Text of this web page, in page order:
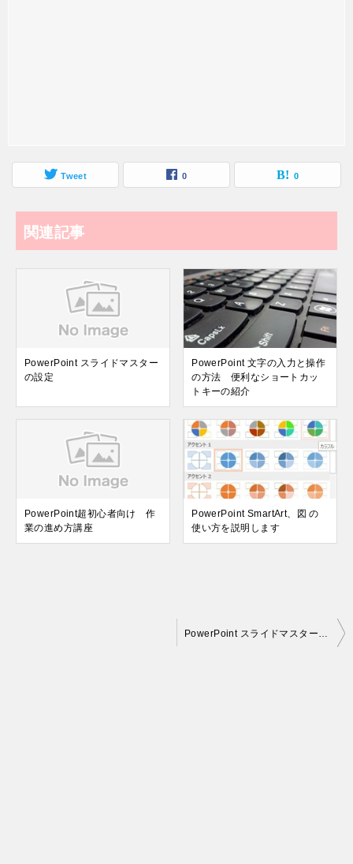
Tweet 0 0
関連記事
PowerPoint スライドマスター
の設定
PowerPoint 文字の入力と操作
の方法 便利なショートカッ
トキーの紹介
PowerPoint超初心者向け 作
業の進め方講座
PowerPoint SmartArt、図 の
使い方を説明します
PowerPoint スライドマスターの設定